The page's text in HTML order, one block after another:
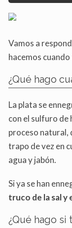
Vamos a
hacemos
¿Qué hago
La plata se
con el sulfuro de
proceso natural,
trapo de vez en
agua y jabón.
Si ya se han
truco de la sal y
¿Qué hago si